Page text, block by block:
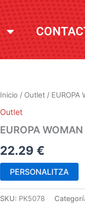
Inicio / Outlet / EUROPA
Outlet
EUROPA WOMAN
22.29€
PERSONALITZA
SKU: PK5078